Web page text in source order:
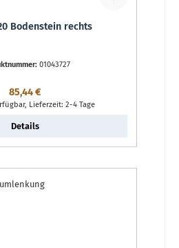
Bodenstein rechts
01043727
Regulärer Preis:
85,44 €
Lieferzeit: 2-4 Tage
Details